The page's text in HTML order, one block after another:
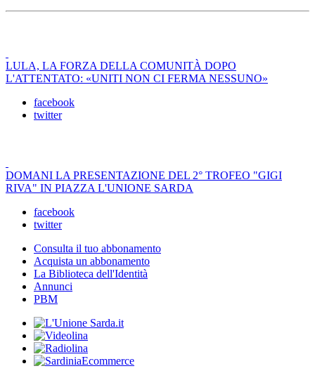
LULA, LA FORZA DELLA COMUNITÀ DOPO
L'ATTENTATO: «UNITI NON CI FERMA NESSUNO»
facebook
twitter
DOMANI LA PRESENTAZIONE DEL 2° TROFEO "GIGI
RIVA" IN PIAZZA L'UNIONE SARDA
facebook
twitter
Consulta il tuo abbonamento
Acquista un abbonamento
La Biblioteca dell'Identità
Annunci
PBM